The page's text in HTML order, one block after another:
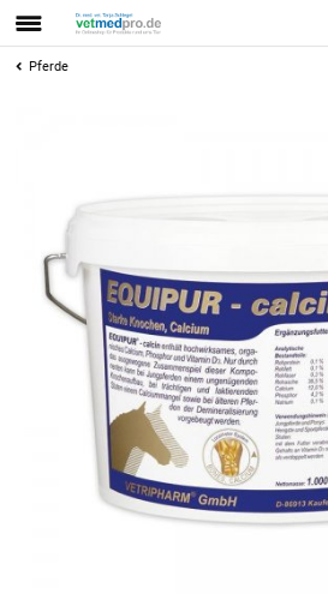
Pferde